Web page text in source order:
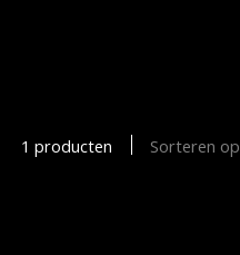
1 producten Sorteren op